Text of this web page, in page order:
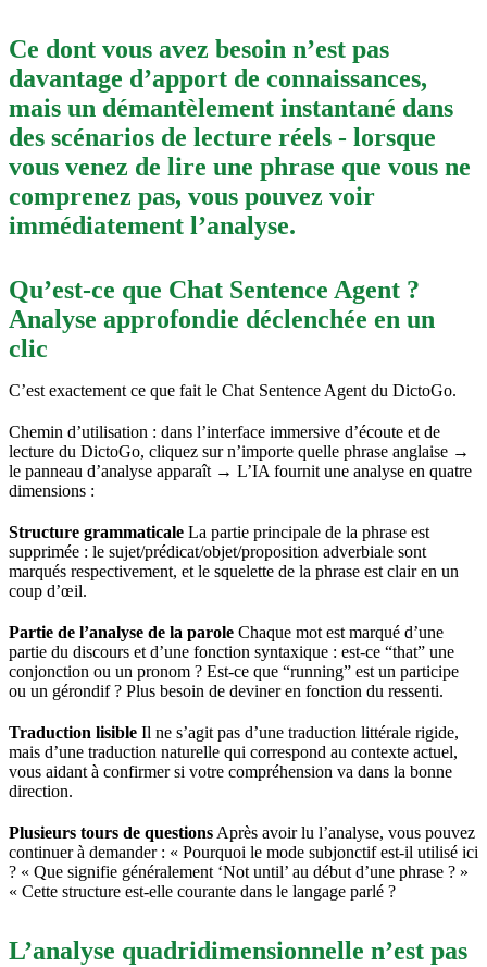
Ce dont vous avez besoin n’est pas
davantage d’apport de connaissances,
mais un démantèlement instantané dans
des scénarios de lecture réels - lorsque
vous venez de lire une phrase que vous ne
comprenez pas, vous pouvez voir
immédiatement l’analyse.
Qu’est-ce que Chat Sentence Agent ?
Analyse approfondie déclenchée en un
clic
C’est exactement ce que fait le Chat Sentence Agent du DictoGo.
Chemin d’utilisation : dans l’interface immersive d’écoute et de
lecture du DictoGo, cliquez sur n’importe quelle phrase anglaise →
le panneau d’analyse apparaît → L’IA fournit une analyse en quatre
dimensions :
Structure grammaticale La partie principale de la phrase est
supprimée : le sujet/prédicat/objet/proposition adverbiale sont
marqués respectivement, et le squelette de la phrase est clair en un
coup d’œil.
Partie de l’analyse de la parole Chaque mot est marqué d’une
partie du discours et d’une fonction syntaxique : est-ce “that” une
conjonction ou un pronom ? Est-ce que “running” est un participe
ou un gérondif ? Plus besoin de deviner en fonction du ressenti.
Traduction lisible Il ne s’agit pas d’une traduction littérale rigide,
mais d’une traduction naturelle qui correspond au contexte actuel,
vous aidant à confirmer si votre compréhension va dans la bonne
direction.
Plusieurs tours de questions Après avoir lu l’analyse, vous pouvez
continuer à demander : « Pourquoi le mode subjonctif est-il utilisé ici
? « Que signifie généralement ‘Not until’ au début d’une phrase ? »
« Cette structure est-elle courante dans le langage parlé ?
L’analyse quadridimensionnelle n’est pas